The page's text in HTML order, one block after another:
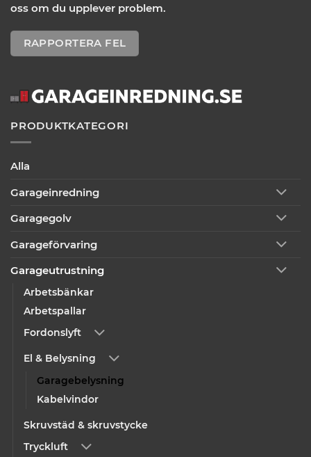
oss om du upplever problem.
RAPPORTERA FEL
PRODUKTKATEGORI
Alla
Garageinredning
Garagegolv
Garageförvaring
Garageutrustning
Arbetsbänkar
Arbetspallar
Fordonslyft
El & Belysning
Garagebelysning
Kabelvindor
Skruvstäd & skruvstycke
Tryckluft